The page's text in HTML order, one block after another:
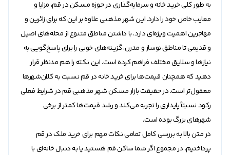
به طور کلی خرید خانه و سرمایه‌گذاری در حوزه مسکن در قم، مزایا و
معایب خاص خود را دارد. این شهر مذهبی علاوه بر این که برای زائرین و
مهاجرین اهمیت ویژه‌ای دارد، با داشتن مناطق متنوع از محله‌های اصیل
و قدیمی تا مناطق نوساز و مدرن، گزینه‌های خوبی را برای پاسخ‌گویی به
نیاز‌ها و سلایق مختلف فراهم کرده است. این نکته را هم مدنظر قرار
دهید که همچنان قیمت‌ها برای خرید خانه در قم نسبت به کلان‌شهر‌ها
معقول‌تر است. در حقیقت بازار مسکن شهر مذهبی قم در شرایط فعلی
رکود نسبتاً پایداری را تجربه می‌کند و رشد قیمت‌ها کمتر از برخی
شهر‌های بزرگ بوده است.
در متن بالا به بررسی کامل تمامی نکات مهم برای خرید ملک در قم
پرداختیم. در مجموع اگر شما ساکن قم هستید یا به دنبال خانه‌ای با